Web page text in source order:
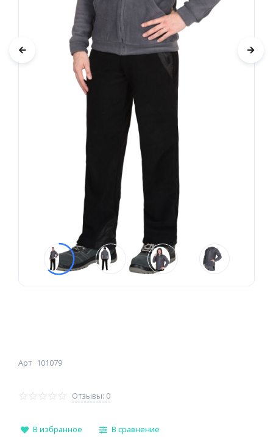
Арт 101079
Отзывы: 0
В избранное В сравнение